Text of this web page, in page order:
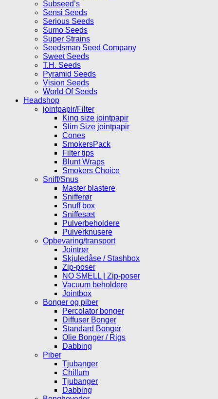
Subseed’s
Sensi Seeds
Serious Seeds
Sumo Seeds
Super Strains
Seedsman Seed Company
Sweet Seeds
T.H. Seeds
Pyramid Seeds
Vision Seeds
World Of Seeds
Headshop
jointpapir/Filter
King size jointpapir
Slim Size jointpapir
Cones
SmokersPack
Filter tips
Blunt Wraps
Smokers Choice
Sniff/Snus
Master blastere
Snifferør
Snuff box
Sniffesæt
Pulverbeholdere
Pulverknusere
Opbevaring/transport
Jointrør
Skjuledåse / Stashbox
Zip-poser
NO SMELL | Zip-poser
Vacuum beholdere
Jointbox
Bonger og piber
Percolator bonger
Diffuser Bonger
Standard Bonger
Olie Bonger / Rigs
Dabbing
Piber
Tjubanger
Chillum
Tjubanger
Dabbing